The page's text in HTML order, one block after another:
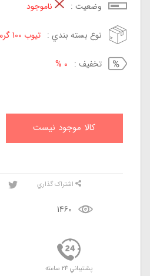
وضعيت : ناموجود
نوع بسته بندي : تیوب 100 گرمی
تخفيف : 0 %
کالا موجود نيست
1460
اشتراک گذاري
پشتيباني 24 ساعته